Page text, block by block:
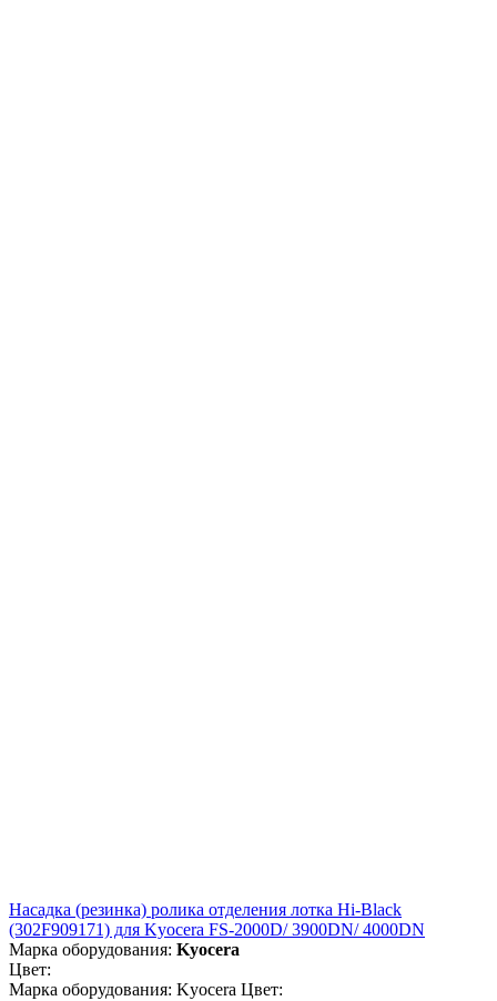
Насадка (резинка) ролика отделения лотка Hi-Black
(302F909171) для Kyocera FS-2000D/ 3900DN/ 4000DN
Марка оборудования: Kyocera
Цвет:
Марка оборудования: Kyocera Цвет: